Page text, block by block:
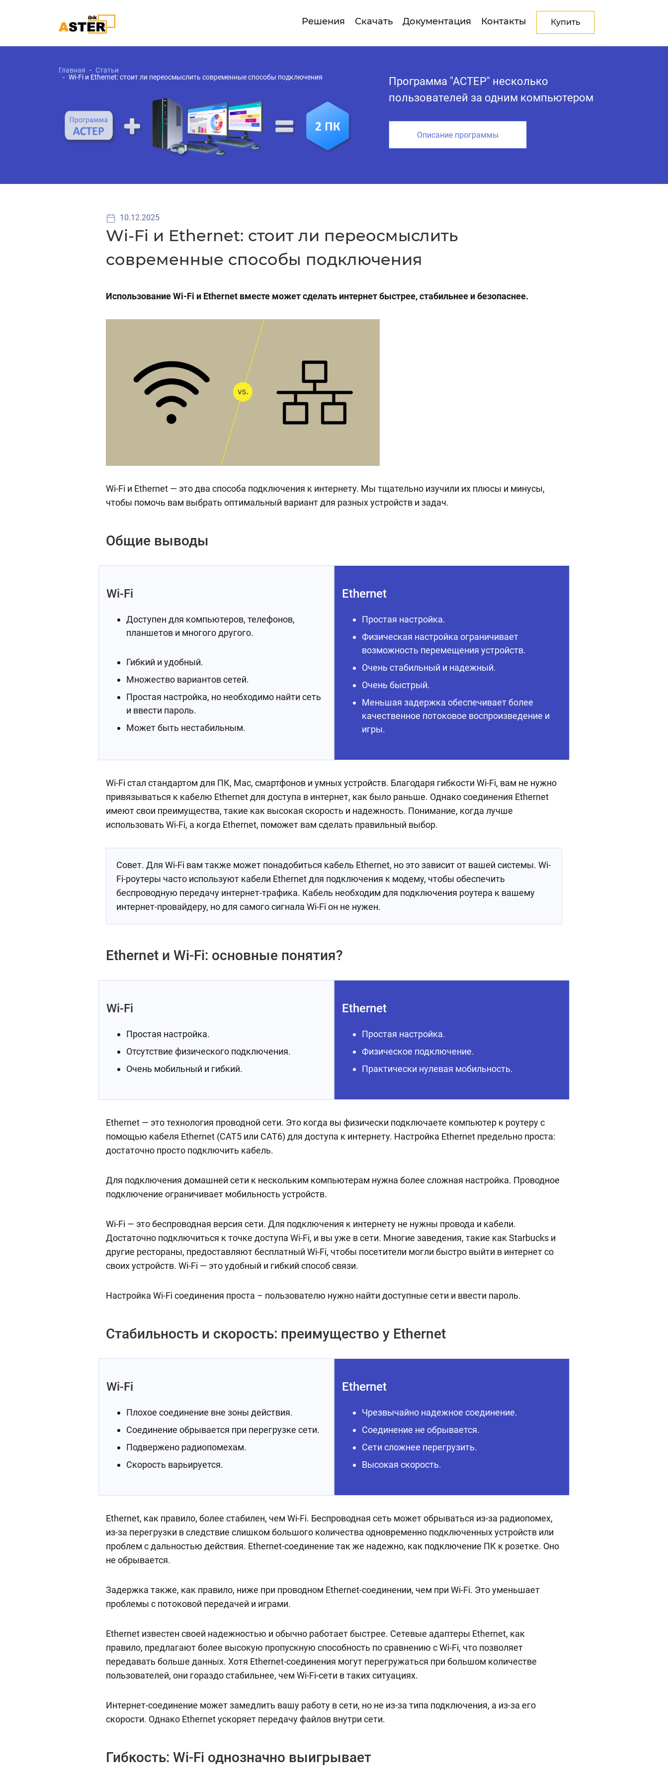
Решения Скачать Документация Контакты Купить
Главная
Статьи
Wi-Fi и Ethernet: стоит ли переосмыслить современные способы подключения
Программа "АСТЕР" несколько
пользователей за одним компьютером
Описание программы
10.12.2025
Wi-Fi и Ethernet: стоит ли переосмыслить
современные способы подключения
Использование Wi-Fi и Ethernet вместе может сделать интернет быстрее, стабильнее и безопаснее.
Wi-Fi и Ethernet — это два способа подключения к интернету. Мы тщательно изучили их плюсы и минусы,
чтобы помочь вам выбрать оптимальный вариант для разных устройств и задач.
Общие выводы
Wi-Fi
Доступен для компьютеров, телефонов,
планшетов и многого другого.
Гибкий и удобный.
Множество вариантов сетей.
Простая настройка, но необходимо найти сеть
и ввести пароль.
Может быть нестабильным.
Ethernet
Простая настройка.
Физическая настройка ограничивает
возможность перемещения устройств.
Очень стабильный и надежный.
Очень быстрый.
Меньшая задержка обеспечивает более
качественное потоковое воспроизведение и
игры.
Wi-Fi стал стандартом для ПК, Mac, смартфонов и умных устройств. Благодаря гибкости Wi-Fi, вам не нужно
привязываться к кабелю Ethernet для доступа в интернет, как было раньше. Однако соединения Ethernet
имеют свои преимущества, такие как высокая скорость и надежность. Понимание, когда лучше
использовать Wi-Fi, а когда Ethernet, поможет вам сделать правильный выбор.
Совет. Для Wi-Fi вам также может понадобиться кабель Ethernet, но это зависит от вашей системы. Wi-
Fi-роутеры часто используют кабели Ethernet для подключения к модему, чтобы обеспечить
беспроводную передачу интернет-трафика. Кабель необходим для подключения роутера к вашему
интернет-провайдеру, но для самого сигнала Wi-Fi он не нужен.
Ethernet и Wi-Fi: основные понятия?
Wi-Fi
Простая настройка.
Отсутствие физического подключения.
Очень мобильный и гибкий.
Ethernet
Простая настройка.
Физическое подключение.
Практически нулевая мобильность.
Ethernet — это технология проводной сети. Это когда вы физически подключаете компьютер к роутеру с
помощью кабеля Ethernet (CAT5 или CAT6) для доступа к интернету. Настройка Ethernet предельно проста:
достаточно просто подключить кабель.
Для подключения домашней сети к нескольким компьютерам нужна более сложная настройка. Проводное
подключение ограничивает мобильность устройств.
Wi-Fi — это беспроводная версия сети. Для подключения к интернету не нужны провода и кабели.
Достаточно подключиться к точке доступа Wi-Fi, и вы уже в сети. Многие заведения, такие как Starbucks и
другие рестораны, предоставляют бесплатный Wi-Fi, чтобы посетители могли быстро выйти в интернет со
своих устройств. Wi-Fi — это удобный и гибкий способ связи.
Настройка Wi-Fi соединения проста – пользователю нужно найти доступные сети и ввести пароль.
Стабильность и скорость: преимущество у Ethernet
Wi-Fi
Плохое соединение вне зоны действия.
Соединение обрывается при перегрузке сети.
Подвержено радиопомехам.
Скорость варьируется.
Ethernet
Чрезвычайно надежное соединение.
Соединение не обрывается.
Сети сложнее перегрузить.
Высокая скорость.
Ethernet, как правило, более стабилен, чем Wi-Fi. Беспроводная сеть может обрываться из-за радиопомех,
из-за перегрузки в следствие слишком большого количества одновременно подключенных устройств или
проблем с дальностью действия. Ethernet-соединение так же надежно, как подключение ПК к розетке. Оно
не обрывается.
Задержка также, как правило, ниже при проводном Ethernet-соединении, чем при Wi-Fi. Это уменьшает
проблемы с потоковой передачей и играми.
Ethernet известен своей надежностью и обычно работает быстрее. Сетевые адаптеры Ethernet, как
правило, предлагают более высокую пропускную способность по сравнению с Wi-Fi, что позволяет
передавать больше данных. Хотя Ethernet-соединения могут перегружаться при большом количестве
пользователей, они гораздо стабильнее, чем Wi-Fi-сети в таких ситуациях.
Интернет-соединение может замедлить вашу работу в сети, но не из-за типа подключения, а из-за его
скорости. Однако Ethernet ускоряет передачу файлов внутри сети.
Гибкость: Wi-Fi однозначно выигрывает